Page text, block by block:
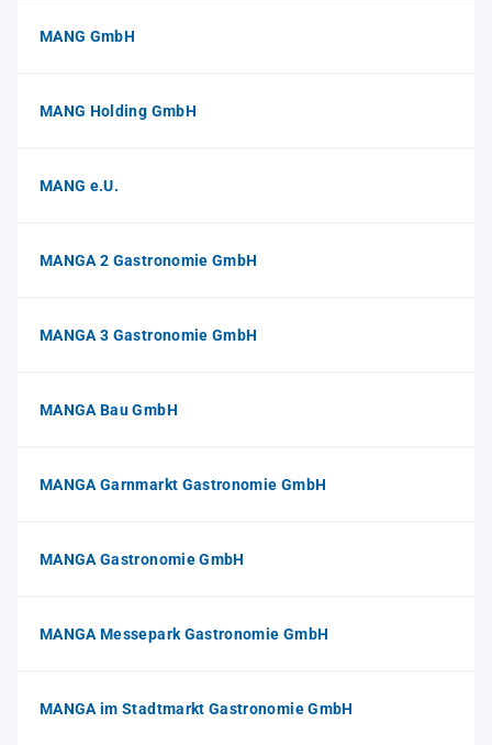
MANG GmbH
MANG Holding GmbH
MANG e.U.
MANGA 2 Gastronomie GmbH
MANGA 3 Gastronomie GmbH
MANGA Bau GmbH
MANGA Garnmarkt Gastronomie GmbH
MANGA Gastronomie GmbH
MANGA Messepark Gastronomie GmbH
MANGA im Stadtmarkt Gastronomie GmbH